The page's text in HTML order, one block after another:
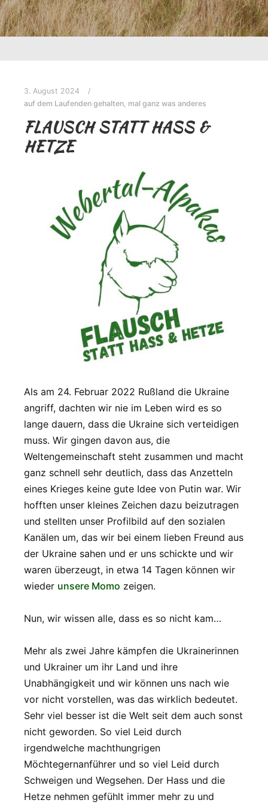
3. August 2024
auf dem Laufenden gehalten, mal ganz was anderes
FLAUSCH STATT HASS &
HETZE
Als am 24. Februar 2022 Rußland die Ukraine
angriff, dachten wir nie im Leben wird es so
lange dauern, dass die Ukraine sich verteidigen
muss. Wir gingen davon aus, die
Weltengemeinschaft steht zusammen und macht
ganz schnell sehr deutlich, dass das Anzetteln
eines Krieges keine gute Idee von Putin war. Wir
hofften unser kleines Zeichen dazu beizutragen
und stellten unser Profilbild auf den sozialen
Kanälen um, das wir bei einem lieben Freund aus
der Ukraine sahen und er uns schickte und wir
waren überzeugt, in etwa 14 Tagen können wir
wieder unsere Momo zeigen.
Nun, wir wissen alle, dass es so nicht kam…
Mehr als zwei Jahre kämpfen die Ukrainerinnen
und Ukrainer um ihr Land und ihre
Unabhängigkeit und wir können uns nach wie
vor nicht vorstellen, was das wirklich bedeutet.
Sehr viel besser ist die Welt seit dem auch sonst
nicht geworden. So viel Leid durch
irgendwelche machthungrigen
Möchtegernanführer und so viel Leid durch
Schweigen und Wegsehen. Der Hass und die
Hetze nehmen gefühlt immer mehr zu und